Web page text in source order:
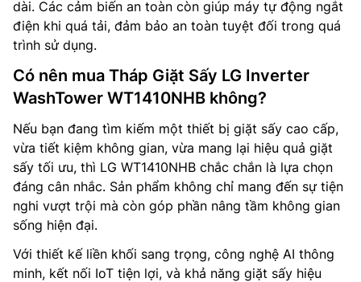
dài. Các cảm biến an toàn còn giúp máy tự động ngắt
điện khi quá tải, đảm bảo an toàn tuyệt đối trong quá
trình sử dụng.
Có nên mua Tháp Giặt Sấy LG Inverter
WashTower WT1410NHB không?
Nếu bạn đang tìm kiếm một thiết bị giặt sấy cao cấp,
vừa tiết kiệm không gian, vừa mang lại hiệu quả giặt
sấy tối ưu, thì LG WT1410NHB chắc chắn là lựa chọn
đáng cân nhắc. Sản phẩm không chỉ mang đến sự tiện
nghi vượt trội mà còn góp phần nâng tầm không gian
sống hiện đại.
Với thiết kế liền khối sang trọng, công nghệ AI thông
minh, kết nối IoT tiện lợi, và khả năng giặt sấy hiệu